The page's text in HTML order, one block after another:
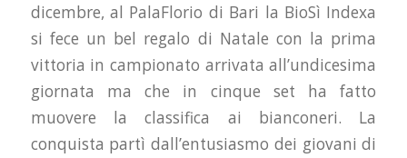
dicembre, al PalaFlorio di Bari la BioSì Indexa
si fece un bel regalo di Natale con la prima
vittoria in campionato arrivata all’undicesima
giornata ma che in cinque set ha fatto
muovere la classifica ai bianconeri. La
conquista partì dall’entusiasmo dei giovani di